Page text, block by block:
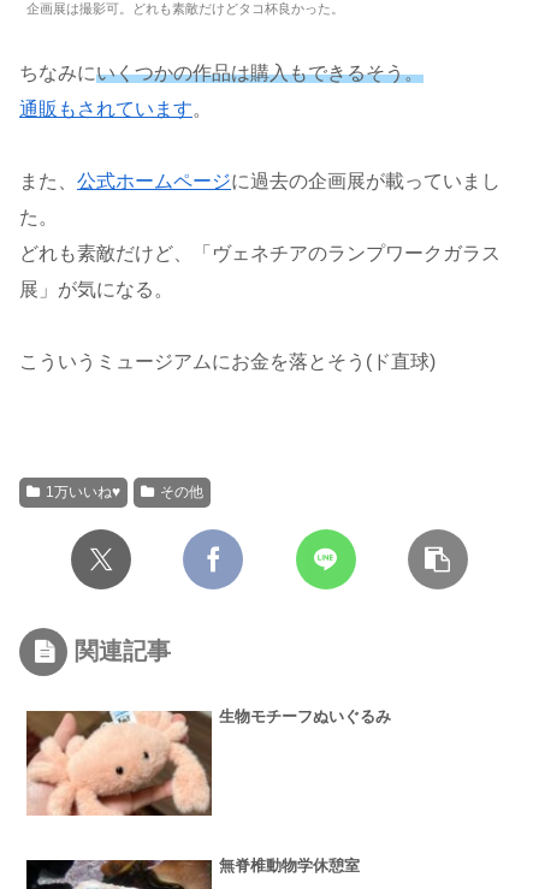
企画展は撮影可。どれも素敵だけどタコ杯良かった。
ちなみにいくつかの作品は購入もできるそう。
通販もされています。
また、 公式ホームページに過去の企画展が載っていまし
た。
どれも素敵だけど、「ヴェネチアのランプワークガラス
展」が気になる。
こういうミュージアムにお金を落とそう(ド直球)
1万いいね♥ その他
関連記事
生物モチーフぬいぐるみ
無脊椎動物学休憩室